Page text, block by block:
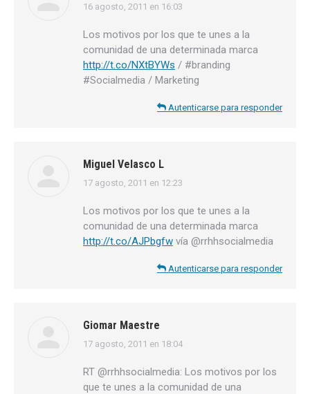
dice:
16 agosto, 2011 en 16:03
Los motivos por los que te unes a la
comunidad de una determinada marca
http://t.co/NXtBYWs / #branding
#Socialmedia / Marketing
Autenticarse para responder
Miguel Velasco L
dice:
17 agosto, 2011 en 12:23
Los motivos por los que te unes a la
comunidad de una determinada marca
http://t.co/AJPbgfw vía @rrhhsocialmedia
Autenticarse para responder
Giomar Maestre
dice:
17 agosto, 2011 en 18:04
RT @rrhhsocialmedia: Los motivos por los
que te unes a la comunidad de una